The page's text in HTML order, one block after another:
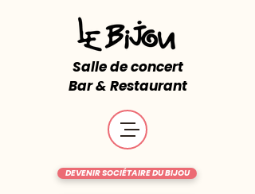
Salle de concert
Bar & Restaurant
DEVENIR SOCIÉTAIRE DU BIJOU